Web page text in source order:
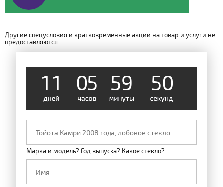
Другие спецусловия и кратковременные акции на товар и услуги не
предоставляются.
1 1 05 59
50
Марка и модель? Год выпуска? Какое стекло?